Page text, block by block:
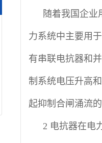
随着我国企业
力系统中主要用
有串联电抗器和
制系统电压升高
起抑制合闸涌流
2 电抗器在电